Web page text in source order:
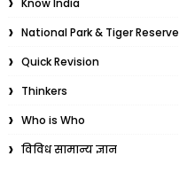
Know India
National Park & Tiger Reserve
Quick Revision
Thinkers
Who is Who
विविध सामान्य ज्ञान